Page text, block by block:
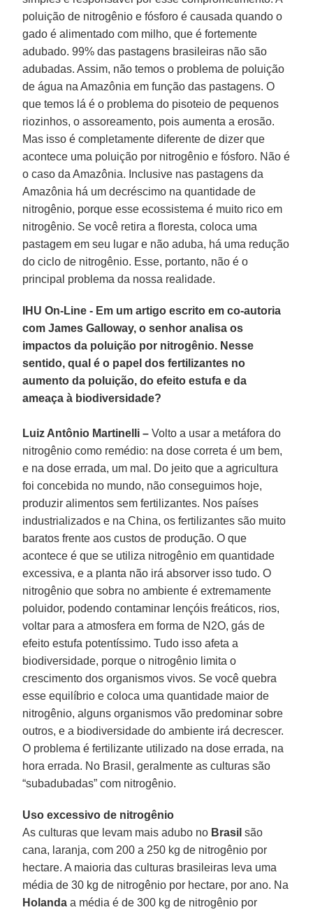
poluição de nitrogênio e fósforo é causada quando o
gado é alimentado com milho, que é fortemente
adubado. 99% das pastagens brasileiras não são
adubadas. Assim, não temos o problema de poluição
de água na Amazônia em função das pastagens. O
que temos lá é o problema do pisoteio de pequenos
riozinhos, o assoreamento, pois aumenta a erosão.
Mas isso é completamente diferente de dizer que
acontece uma poluição por nitrogênio e fósforo. Não é
o caso da Amazônia. Inclusive nas pastagens da
Amazônia há um decréscimo na quantidade de
nitrogênio, porque esse ecossistema é muito rico em
nitrogênio. Se você retira a floresta, coloca uma
pastagem em seu lugar e não aduba, há uma redução
do ciclo de nitrogênio. Esse, portanto, não é o
principal problema da nossa realidade.
IHU On-Line - Em um artigo escrito em co-autoria
com James Galloway, o senhor analisa os
impactos da poluição por nitrogênio. Nesse
sentido, qual é o papel dos fertilizantes no
aumento da poluição, do efeito estufa e da
ameaça à biodiversidade?
Luiz Antônio Martinelli – Volto a usar a metáfora do
nitrogênio como remédio: na dose correta é um bem,
e na dose errada, um mal. Do jeito que a agricultura
foi concebida no mundo, não conseguimos hoje,
produzir alimentos sem fertilizantes. Nos países
industrializados e na China, os fertilizantes são muito
baratos frente aos custos de produção. O que
acontece é que se utiliza nitrogênio em quantidade
excessiva, e a planta não irá absorver isso tudo. O
nitrogênio que sobra no ambiente é extremamente
poluidor, podendo contaminar lençóis freáticos, rios,
voltar para a atmosfera em forma de N2O, gás de
efeito estufa potentíssimo. Tudo isso afeta a
biodiversidade, porque o nitrogênio limita o
crescimento dos organismos vivos. Se você quebra
esse equilíbrio e coloca uma quantidade maior de
nitrogênio, alguns organismos vão predominar sobre
outros, e a biodiversidade do ambiente irá decrescer.
O problema é fertilizante utilizado na dose errada, na
hora errada. No Brasil, geralmente as culturas são
“subadubadas” com nitrogênio.
Uso excessivo de nitrogênio
As culturas que levam mais adubo no Brasil são
cana, laranja, com 200 a 250 kg de nitrogênio por
hectare. A maioria das culturas brasileiras leva uma
média de 30 kg de nitrogênio por hectare, por ano. Na
Holanda a média é de 300 kg de nitrogênio por